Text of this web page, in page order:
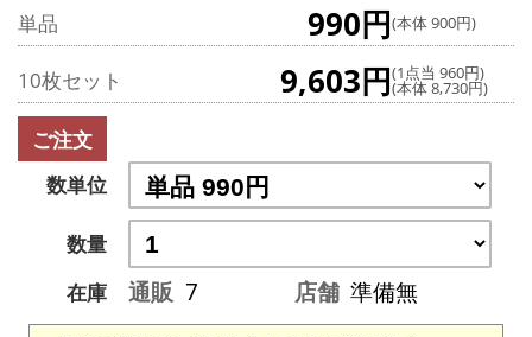
単品 990円(本体 900円)
10枚セット 9,603円(1点当 960円)
(本体 8,730円)
ご注文
数単位
数量
在庫
通販 7 店舗 準備無